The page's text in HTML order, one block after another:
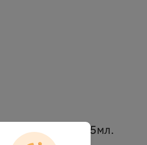
защитен лак, 15мл.